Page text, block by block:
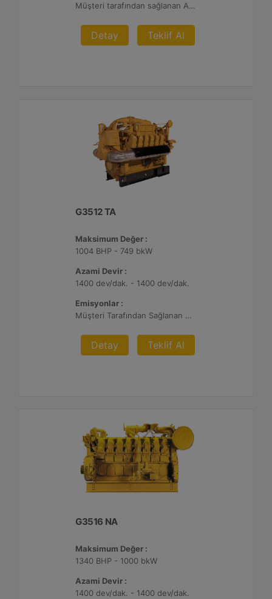
Müşteri tarafından sağlanan Atık Arıtma ile 2 g/bhp-sa. NOx
Detay Teklif Al
G3512 TA
Maksimum Değer :
1004 BHP - 749 bkW
Azami Devir :
1400 dev/dak. - 1400 dev/dak.
Emisyonlar :
Müşteri Tarafından Sağlanan Atık Arıtma ile NSPS Saha Uyumluluğuna Sahiptir, 0,5 g/bhp-sa. NOx
Detay Teklif Al
G3516 NA
Maksimum Değer :
1340 BHP - 1000 bkW
Azami Devir :
1400 dev/dak. - 1400 dev/dak.